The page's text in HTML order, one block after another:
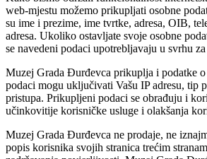
web-mjestu možemo prikupljati osobne
su ime i prezime, ime tvrtke, adresa, OIB,
adresa. Ukoliko ostavljate svoje osobne
se navedeni podaci upotrebljavaju u svrhu
Muzej Grada Đurđevca prikuplja i podatke o
podaci mogu uključivati Vašu IP adresu, tip
pristupa. Prikupljeni podaci se obrađuju i
učinkovitije korisničke usluge i olakšanja
Muzej Grada Đurđevca ne prodaje, ne
popis korisnika svojih stranica trećim